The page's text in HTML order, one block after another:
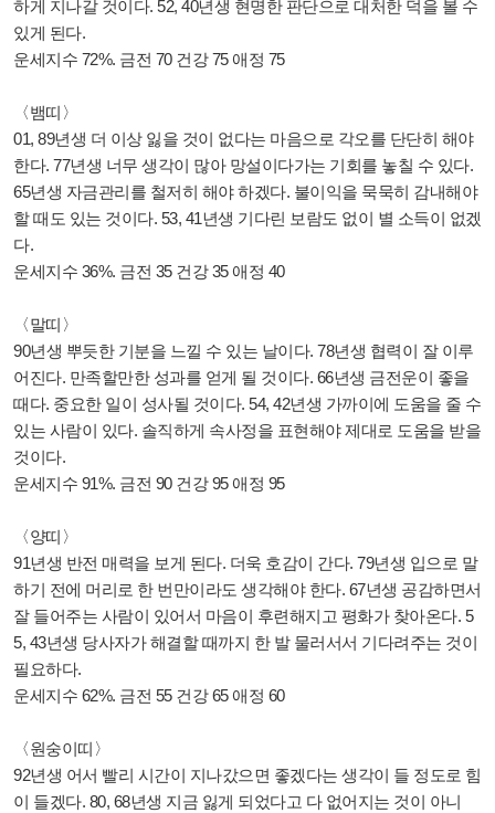
하게 지나갈 것이다. 52, 40년생 현명한 판단으로 대처한 덕을 볼 수
있게 된다.
운세지수 72%. 금전 70 건강 75 애정 75
〈뱀띠〉
01, 89년생 더 이상 잃을 것이 없다는 마음으로 각오를 단단히 해야
한다. 77년생 너무 생각이 많아 망설이다가는 기회를 놓칠 수 있다.
65년생 자금관리를 철저히 해야 하겠다. 불이익을 묵묵히 감내해야
할 때도 있는 것이다. 53, 41년생 기다린 보람도 없이 별 소득이 없겠
다.
운세지수 36%. 금전 35 건강 35 애정 40
〈말띠〉
90년생 뿌듯한 기분을 느낄 수 있는 날이다. 78년생 협력이 잘 이루
어진다. 만족할만한 성과를 얻게 될 것이다. 66년생 금전운이 좋을
때다. 중요한 일이 성사될 것이다. 54, 42년생 가까이에 도움을 줄 수
있는 사람이 있다. 솔직하게 속사정을 표현해야 제대로 도움을 받을
것이다.
운세지수 91%. 금전 90 건강 95 애정 95
〈양띠〉
91년생 반전 매력을 보게 된다. 더욱 호감이 간다. 79년생 입으로 말
하기 전에 머리로 한 번만이라도 생각해야 한다. 67년생 공감하면서
잘 들어주는 사람이 있어서 마음이 후련해지고 평화가 찾아온다. 5
5, 43년생 당사자가 해결할 때까지 한 발 물러서서 기다려주는 것이
필요하다.
운세지수 62%. 금전 55 건강 65 애정 60
〈원숭이띠〉
92년생 어서 빨리 시간이 지나갔으면 좋겠다는 생각이 들 정도로 힘
이 들겠다. 80, 68년생 지금 잃게 되었다고 다 없어지는 것이 아니